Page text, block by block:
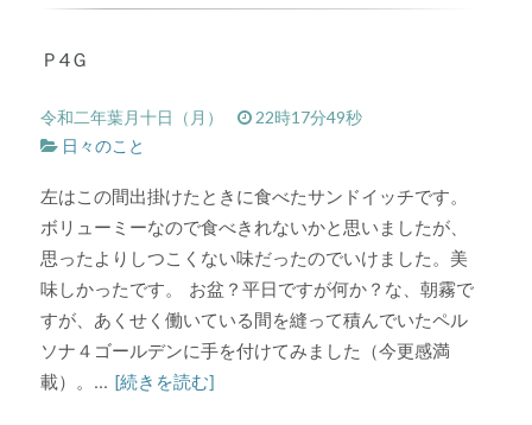
Ｐ4Ｇ
令和二年葉月十日（月）
22時17分49秒
日々のこと
左はこの間出掛けたときに食べたサンドイッチです。
ボリューミーなので食べきれないかと思いましたが、
思ったよりしつこくない味だったのでいけました。美
味しかったです。 お盆？平日ですが何か？な、朝霧で
すが、あくせく働いている間を縫って積んでいたペル
ソナ４ゴールデンに手を付けてみました（今更感満
載）。... [続きを読む]